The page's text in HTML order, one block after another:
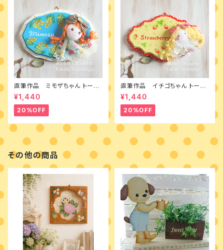
直筆作品 ミモザちゃん トール
ペイントとカントリードールのミ
ニボード
¥1,440
20%OFF
直筆作品 イチゴちゃん トール
ペイントとカントリードールのミ
ニボード
¥1,440
20%OFF
その他の商品